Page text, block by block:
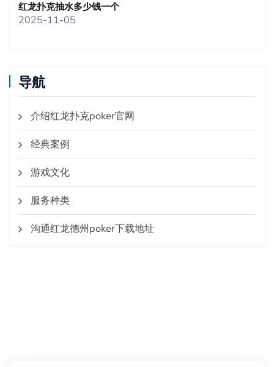
红龙扑克抽水多少钱一个
2025-11-05
导航
介绍红龙扑克poker官网
经典案例
游戏文化
服务种类
沟通红龙德州poker下载地址